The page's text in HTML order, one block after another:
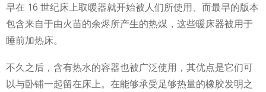
早在 16 世纪床上取暖器就开始被人们所使用、而最早的版本
包含来自于由火苗的余烬所产生的热煤，这些暖床器被用于
睡前加热床。
不久之后，含有热水的容器也被广泛使用，其优点是它们可
以与卧铺一起留在床上。在能够承受足够热量的橡胶发明之